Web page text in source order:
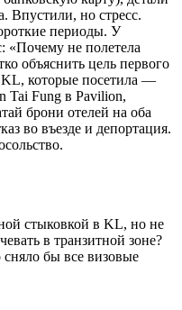
Впустили, но стресс.
периоды. У
«Почему не полетела
объяснить цель первого
KL, которые посетила —
Tai Fung в Pavilion,
брони отелей на оба
во въезде и депортация.
стыковкой в KL, но не
в транзитной зоне?
бы все визовые